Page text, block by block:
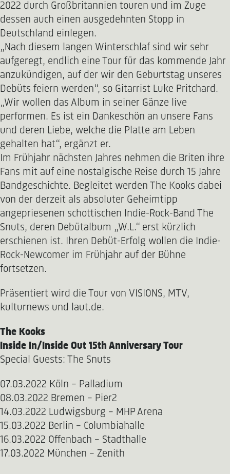
2022 durch Großbritannien touren und im Zuge
dessen auch einen ausgedehnten Stopp in
Deutschland einlegen.
„Nach diesem langen Winterschlaf sind wir sehr
aufgeregt, endlich eine Tour für das kommende Jahr
anzukündigen, auf der wir den Geburtstag unseres
Debüts feiern werden“, so Gitarrist Luke Pritchard.
„Wir wollen das Album in seiner Gänze live
performen. Es ist ein Dankeschön an unsere Fans
und deren Liebe, welche die Platte am Leben
gehalten hat“, ergänzt er.
Im Frühjahr nächsten Jahres nehmen die Briten ihre
Fans mit auf eine nostalgische Reise durch 15 Jahre
Bandgeschichte. Begleitet werden The Kooks dabei
von der derzeit als absoluter Geheimtipp
angepriesenen schottischen Indie-Rock-Band The
Snuts, deren Debütalbum „W.L.“ erst kürzlich
erschienen ist. Ihren Debüt-Erfolg wollen die Indie-
Rock-Newcomer im Frühjahr auf der Bühne
fortsetzen.
Präsentiert wird die Tour von VISIONS, MTV,
kulturnews und laut.de.
The Kooks
Inside In/Inside Out 15th Anniversary Tour
Special Guests: The Snuts
07.03.2022 Köln - Palladium
08.03.2022 Bremen - Pier2
14.03.2022 Ludwigsburg - MHP Arena
15.03.2022 Berlin - Columbiahalle
16.03.2022 Offenbach - Stadthalle
17.03.2022 München - Zenith